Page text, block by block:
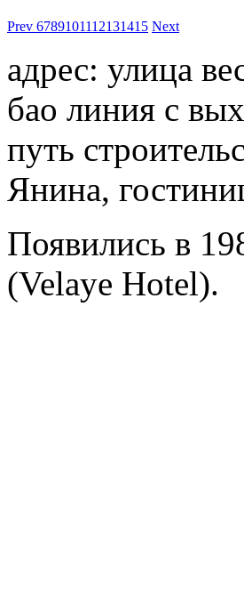
Prev 6789101112131415 Next
адрес: улица
бао линия с
путь
Янина,
Появились в
(Velaye Hotel).